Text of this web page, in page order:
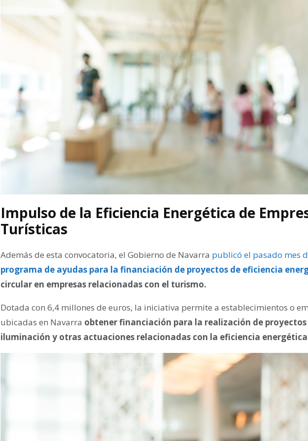
Impulso de la Eficiencia Energética de
Turísticas
Además de esta convocatoria, el Gobierno de Navarra publicó el pasado mes
programa de ayudas para la financiación de proyectos de eficiencia
circular en empresas relacionadas con el turismo.
Dotada con 6,4 millones de euros, la iniciativa permite a establecimientos o
ubicadas en Navarra obtener financiación para la realización de
iluminación y otras actuaciones relacionadas con la eficiencia